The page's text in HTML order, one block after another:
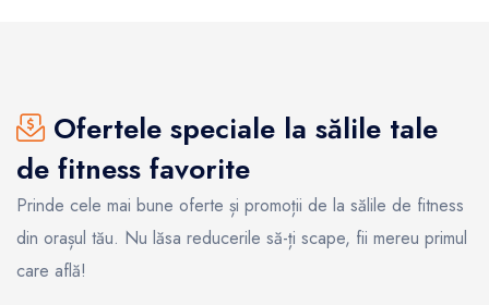
Ofertele speciale la sălile tale
de fitness favorite
Prinde cele mai bune oferte și promoții de la sălile de fitness
din orașul tău. Nu lăsa reducerile să-ți scape, fii mereu primul
care află!